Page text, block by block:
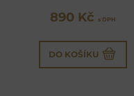
890 Kč s DPH
DO KOŠÍKU